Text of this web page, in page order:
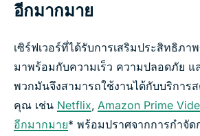
อีกมากมาย
เซิร์ฟเวอร์ที่ได้รับการเสริมประสิทธิภา
มาพร้อมกับความเร็ว ความปลอดภัย แ
พวกมันจึงสามารถใช้งานได้กับบริการ
คุณ เช่น Netflix, Amazon Prime
อีกมากมาย* พร้อมปราศจากการกำจั